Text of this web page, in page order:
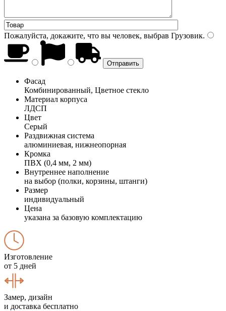
Пожалуйста, докажите, что вы человек, выбрав Грузовик.
Фасад
Комбинированный, Цветное стекло
Материал корпуса
ЛДСП
Цвет
Серый
Раздвижная система
алюминиевая, нижнеопорная
Кромка
ПВХ (0,4 мм, 2 мм)
Внутреннее наполнение
на выбор (полки, корзины, штанги)
Размер
индивидуальный
Цена
указана за базовую комплектацию
Изготовление
от 5 дней
Замер, дизайн
и доставка бесплатно